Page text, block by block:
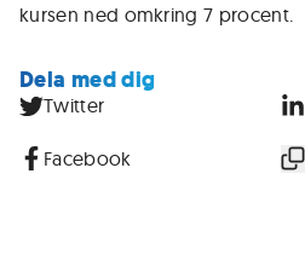
kursen ned omkring 7 procent.
Dela med dig
Twitter
Facebook